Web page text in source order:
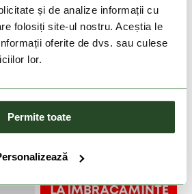
și de analize informații cu
folosiți site-ul nostru. Aceștia le
oferite de dvs. sau culese
lor.
Permite toate